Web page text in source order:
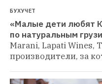
БУХУЧЕТ
«Малые дети любят
по натуральным
Marani, Lapati Wines,
производители, за